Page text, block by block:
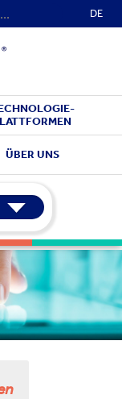
DE
ÜBER UNS